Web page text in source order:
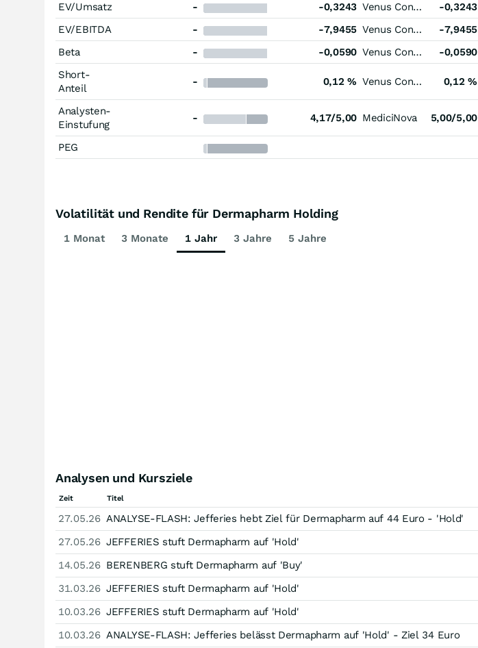
EV/Umsatz - -0,3243 Venus Concept -0,3243
EV/EBITDA
- -7,9455 Venus Concept -7,9455
Beta
- -0,0590 Venus Concept -0,0590
Short-
Anteil
- 0,12 % Venus Concept 0,12 %
Analysten-
Einstufung
- 4,17/5,00 MediciNova 5,00/5,00
PEG
Volatilität und Rendite für Dermapharm Holding
1 Monat 3 Monate 1 Jahr 3 Jahre 5 Jahre
Analysen und Kursziele
Zeit Titel
27.05.26 ANALYSE-FLASH: Jefferies hebt Ziel für Dermapharm auf 44 Euro - 'Hold'
27.05.26 JEFFERIES stuft Dermapharm auf 'Hold'
14.05.26 BERENBERG stuft Dermapharm auf 'Buy'
31.03.26 JEFFERIES stuft Dermapharm auf 'Hold'
10.03.26 JEFFERIES stuft Dermapharm auf 'Hold'
10.03.26 ANALYSE-FLASH: Jefferies belässt Dermapharm auf 'Hold' - Ziel 34 Euro